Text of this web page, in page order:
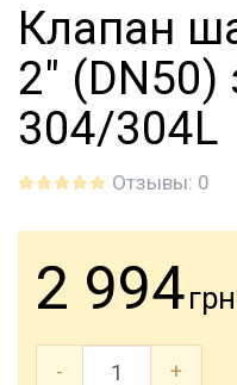
Клапан
2" (DN50)
304/304L
Отзывы: 0
2 994грн
- +